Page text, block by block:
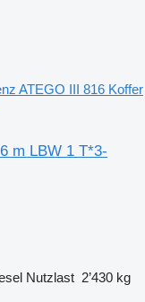
ATEGO III 816 Koffer
m LBW 1 T*3-
Nutzlast 2’430 kg